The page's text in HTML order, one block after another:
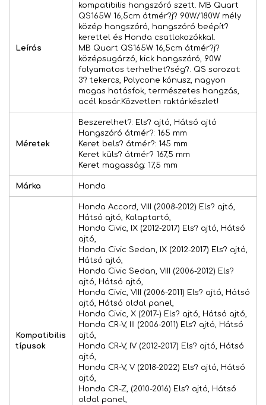
Leírás
kompatibilis hangszóró szett. MB Quart
QS165W 16,5cm átmér?j? 90W/180W mély
közép hangszóró, hangszóró beépít?
kerettel és Honda csatlakozókkal.
MB Quart QS165W 16,5cm átmér?j?
középsugárzó, kick hangszóró, 90W
folyamatos terhelhet?ség?. QS sorozat:
3? tekercs, Polycone kónusz, nagyon
magas hatásfok, természetes hangzás,
acél kosár.Közvetlen raktárkészlet!
Méretek
Beszerelhet?: Els? ajtó, Hátsó ajtó
Hangszóró átmér?: 165 mm
Keret bels? átmér?: 145 mm
Keret küls? átmér? 167,5 mm
Keret magasság: 17,5 mm
Márka Honda
Kompatibilis
típusok
Honda Accord, VIII (2008-2012) Els? ajtó,
Hátsó ajtó, Kalaptartó,
Honda Civic, IX (2012-2017) Els? ajtó, Hátsó
ajtó,
Honda Civic Sedan, IX (2012-2017) Els? ajtó,
Hátsó ajtó,
Honda Civic Sedan, VIII (2006-2012) Els?
ajtó, Hátsó ajtó,
Honda Civic, VIII (2006-2011) Els? ajtó, Hátsó
ajtó, Hátsó oldal panel,
Honda Civic, X (2017-) Els? ajtó, Hátsó ajtó,
Honda CR-V, III (2006-2011) Els? ajtó, Hátsó
ajtó,
Honda CR-V, IV (2012-2017) Els? ajtó, Hátsó
ajtó,
Honda CR-V, V (2018-2022) Els? ajtó, Hátsó
ajtó,
Honda CR-Z, (2010-2016) Els? ajtó, Hátsó
oldal panel,